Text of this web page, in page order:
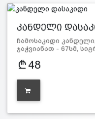
კანდელი
ჩამოსაკიდი
ჯაჭვიანათ - 67სმ,
48